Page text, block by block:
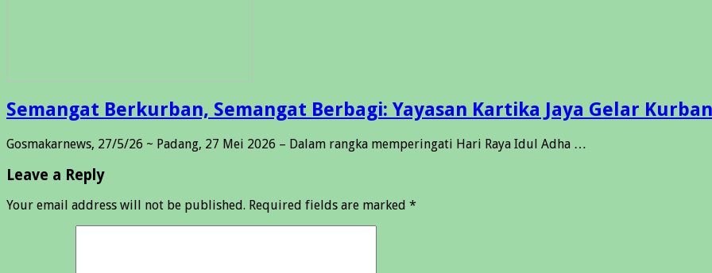
Semangat Berkurban, Semangat Berbagi: Yayasan Kartika Jaya Gelar
Gosmakarnews, 27/5/26 ~ Padang, 27 Mei 2026 – Dalam rangka memperingati Hari Raya Idul Adha …
Leave a Reply
Your email address will not be published. Required fields are marked *